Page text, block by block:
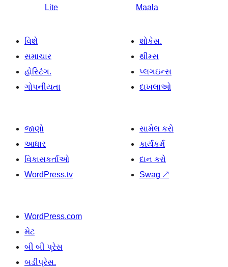
Lite
Maala
વિશે
સમાચાર
હોસ્ટિંગ.
ગોપનીયતા
શોકેસ.
થીમ્સ
પ્લગઇન્સ
દાખલાઓ
જાણો
આધાર
વિકાસકર્તાઓ
WordPress.tv
સામેલ કરો
કાર્યકર્મ
દાન કરો
Swag ↗
WordPress.com
મેટ
બી બી પ્રેસ
બડીપ્રેસ.